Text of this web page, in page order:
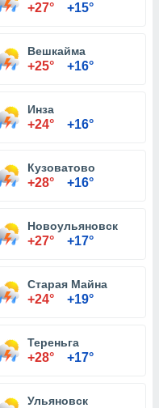
+27° +15°
Вешкайма
+25° +16°
Инза
+24° +16°
Кузоватово
+28° +16°
Новоульяновск
+27° +17°
Старая Майна
+24° +19°
Тереньга
+28° +17°
Ульяновск